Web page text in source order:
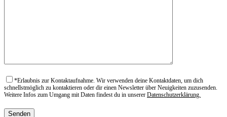
*Erlaubnis zur Kontaktaufnahme. Wir verwenden deine Kontaktdaten, um dich
schnellstmöglich zu kontaktieren oder dir einen Newsletter über Neuigkeiten zuzusenden.
Weitere Infos zum Umgang mit Daten findest du in unserer Datenschutzerklärung.